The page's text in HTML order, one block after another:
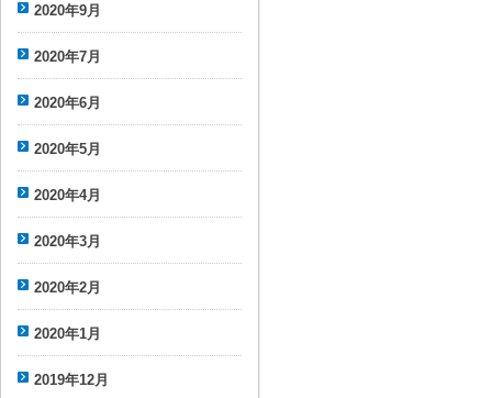
2020年9月
2020年7月
2020年6月
2020年5月
2020年4月
2020年3月
2020年2月
2020年1月
2019年12月